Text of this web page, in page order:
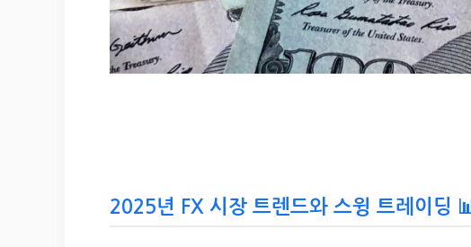
2025년 FX 시장 트렌드와 스윙 트레이딩 📊